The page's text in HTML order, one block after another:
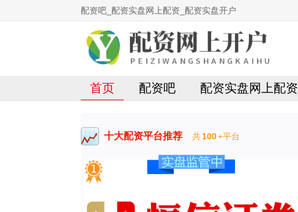
配资吧_配资实盘网上配资_配资实盘开户
首页 配资吧 配资实盘网上配资
十大配资平台推荐 共100+平台